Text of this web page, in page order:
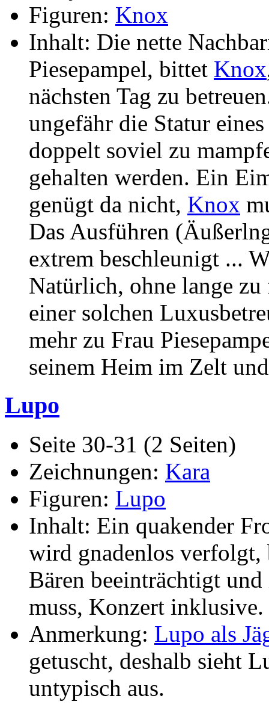
Figuren: Knox
Inhalt: Die nette
Piesepampel, bittet Knox
nächsten Tag zu
ungefähr die Statur
doppelt soviel zu
gehalten werden. Ein
genügt da nicht, Knox
Das Ausführen
extrem beschleunigt ...
Natürlich, ohne lange
einer solchen
mehr zu Frau
seinem Heim im Zelt
Lupo
Seite 30-31 (2 Seiten)
Zeichnungen: Kara
Figuren: Lupo
Inhalt: Ein quakender
wird gnadenlos verfolgt,
Bären beeinträchtigt
muss, Konzert inklusive.
Anmerkung: Lupo als
getuscht, deshalb sieht
untypisch aus.